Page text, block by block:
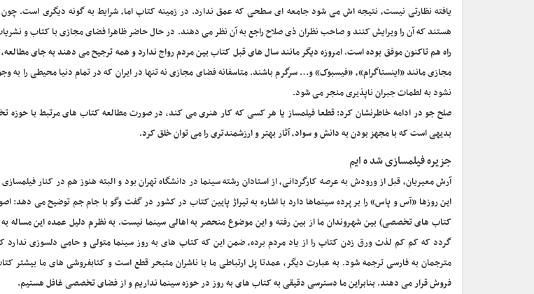
یافته نظارتی نیست، نتیجه اش می شود جامعه ای سطحی که عمق ندارد. در زمینه کتاب اما، شرایط به گونه دیگری است.
هستند که آن را ویرایش کنند و صاحب نظران ذی صلاح راجع به آن نظر می دهند. در حال حاضر ظاهرا فضای مجازی با کتاب و
راه هم تاکنون موفق بوده است. امروزه دیگر مانند سال های قبل کتاب بین مردم رواج ندارد و همه ترجیح می دهند به جای
مجازی مانند «اینستاگرام»، «فیسبوک» و… سرگرم باشند. متاسفانه فضای مجازی نه تنها در ایران که در تمام دنیا محیطی را به
نشود به لطمات جبران ناپذیری منجر می شود.
صلح جو در ادامه خاطرنشان کرد: قطعا فیلمساز یا هر کسی که کار هنری می کند، در صورت مطالعه کتاب های مرتبط با
بدیهی است که با مجهز بودن به دانش و سواد، آثار بهتر و ارزشمندتری را می توان خلق کرد.
جزیره فیلمسازی شد ه ایم
آرش معیریان، قبل از ورودش به عرصه کارگردانی، از استادان رشته سینما در دانشگاه تهران بود و البته هنوز هم در کنار
این روزها «آس و پاس» را بر پرده سینماها دارد با اشاره به تیراژ پایین کتاب در کشور در گفت وگو با جام جم توضیح می دهد:
کتاب های تخصصی) بین شهروندان ما از بین رفته و این موضوع منحصر به اهالی سینما نیست. به نظرم دلیل عمده این مساله
گردد که کم کم لذت ورق زدن کتاب را از یاد مردم برده، ضمن این که کتاب های به روز سینما متولی و حامی دلسوزی ندارد
مترجمان به فارسی ترجمه شود. به عبارت دیگر، عمدتا پل ارتباطی ما با ناشران متبحر قطع است و کتابفروشی های ما بیشتر
فروش قرار می دهند. بنابراین ما دسترسی دقیقی به کتاب های به روز در حوزه سینما نداریم و از فضای تخصصی غافل هستیم.